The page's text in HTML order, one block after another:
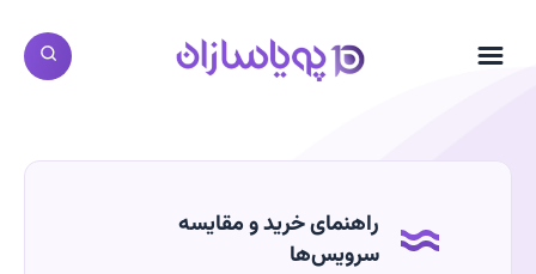
راهنمای خرید و مقایسه
سرویس‌ها